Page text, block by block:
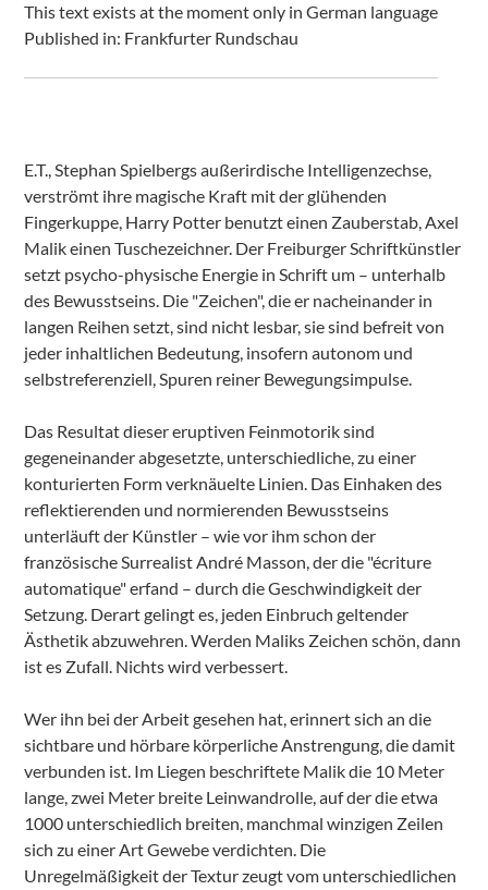
This text exists at the moment only in German language
Published in: Frankfurter Rundschau
E.T., Stephan Spielbergs außerirdische Intelligenzechse,
verströmt ihre magische Kraft mit der glühenden
Fingerkuppe, Harry Potter benutzt einen Zauberstab, Axel
Malik einen Tuschezeichner. Der Freiburger Schriftkünstler
setzt psycho-physische Energie in Schrift um – unterhalb
des Bewusstseins. Die "Zeichen", die er nacheinander in
langen Reihen setzt, sind nicht lesbar, sie sind befreit von
jeder inhaltlichen Bedeutung, insofern autonom und
selbstreferenziell, Spuren reiner Bewegungsimpulse.
Das Resultat dieser eruptiven Feinmotorik sind
gegeneinander abgesetzte, unterschiedliche, zu einer
konturierten Form verknäuelte Linien. Das Einhaken des
reflektierenden und normierenden Bewusstseins
unterläuft der Künstler – wie vor ihm schon der
französische Surrealist André Masson, der die "écriture
automatique" erfand – durch die Geschwindigkeit der
Setzung. Derart gelingt es, jeden Einbruch geltender
Ästhetik abzuwehren. Werden Maliks Zeichen schön, dann
ist es Zufall. Nichts wird verbessert.
Wer ihn bei der Arbeit gesehen hat, erinnert sich an die
sichtbare und hörbare körperliche Anstrengung, die damit
verbunden ist. Im Liegen beschriftete Malik die 10 Meter
lange, zwei Meter breite Leinwandrolle, auf der die etwa
1000 unterschiedlich breiten, manchmal winzigen Zeilen
sich zu einer Art Gewebe verdichten. Die
Unregelmäßigkeit der Textur zeugt vom unterschiedlichen